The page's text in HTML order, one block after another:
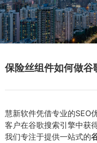
保险丝组件如何做谷
慧新软件凭借专业的SEO
客户在谷歌搜索引擎中获
我们专注于提供一站式的